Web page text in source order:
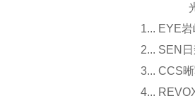
光源
1... EYE
2... SEN
3... CCS
4...